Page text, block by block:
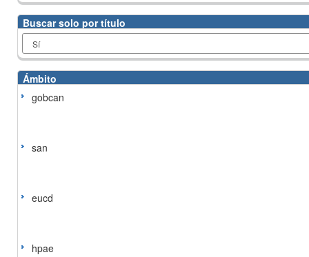
Buscar solo por título
Ámbito
gobcan
san
eucd
hpae